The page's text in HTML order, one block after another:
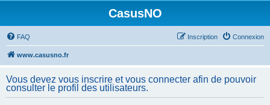
CasusNO
FAQ Connexion
Inscription
www.casusno.fr
Vous devez vous inscrire et vous connecter afin de pouvoir
consulter le profil des utilisateurs.